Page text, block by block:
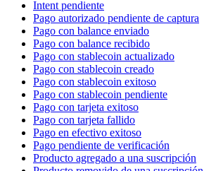
Intent pendiente
Pago autorizado pendiente de captura
Pago con balance enviado
Pago con balance recibido
Pago con stablecoin actualizado
Pago con stablecoin creado
Pago con stablecoin exitoso
Pago con stablecoin pendiente
Pago con tarjeta exitoso
Pago con tarjeta fallido
Pago en efectivo exitoso
Pago pendiente de verificación
Producto agregado a una suscripción